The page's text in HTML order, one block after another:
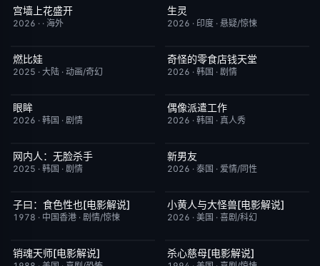
更新至第4集
宫墙上花盛开
2026 · · 海外
今日更新
生灵
2026 · 印度 · 悬疑/惊悚
HD国语
燃比娃
2025 · 大陆 · 动画/奇幻
HD中字
奇怪的零食店钱天堂
2026 · 韩国 · 剧情
HD中字
眼眸
2026 · 韩国 · 剧情
已完结
偶像派遣工作
2026 · 韩国 · 真人秀
今日更新
网内人：无脸杀手
2025 · 韩国 · 剧情
更新至第01集
新男友
2026 · 泰国 · 爱情/同性
已完结
子曰：食色性也[电影解说]
1978 · 中国香港 · 剧情/惊悚
已完结
小黄人与大怪兽[电影解说]
2026 · 美国 · 喜剧/科幻
已完结
销魂天师[电影解说] 已完结
杀心慈母[电影解说]